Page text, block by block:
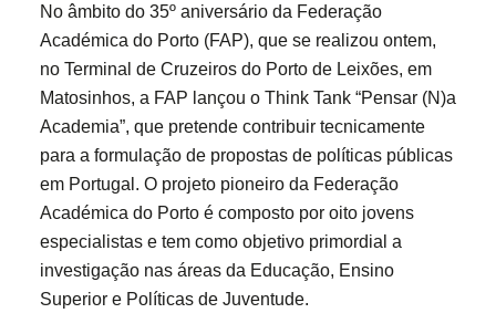
No âmbito do 35º aniversário da Federação
Académica do Porto (FAP), que se realizou ontem,
no Terminal de Cruzeiros do Porto de Leixões, em
Matosinhos, a FAP lançou o Think Tank “Pensar (N)a
Academia”, que pretende contribuir tecnicamente
para a formulação de propostas de políticas públicas
em Portugal. O projeto pioneiro da Federação
Académica do Porto é composto por oito jovens
especialistas e tem como objetivo primordial a
investigação nas áreas da Educação, Ensino
Superior e Políticas de Juventude.